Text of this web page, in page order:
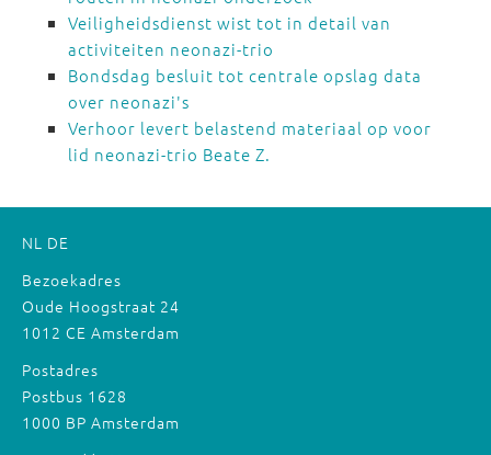
Veiligheidsdienst wist tot in detail van
activiteiten neonazi-trio
Bondsdag besluit tot centrale opslag data
over neonazi's
Verhoor levert belastend materiaal op voor
lid neonazi-trio Beate Z.
NL DE
Bezoekadres
Oude Hoogstraat 24
1012 CE Amsterdam
Postadres
Postbus 1628
1000 BP Amsterdam